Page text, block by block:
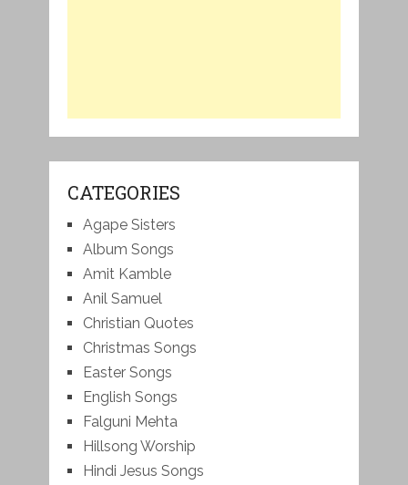
CATEGORIES
Agape Sisters
Album Songs
Amit Kamble
Anil Samuel
Christian Quotes
Christmas Songs
Easter Songs
English Songs
Falguni Mehta
Hillsong Worship
Hindi Jesus Songs